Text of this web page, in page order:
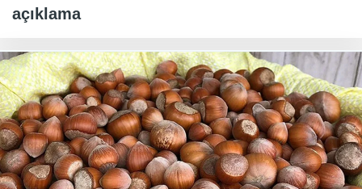
açıklama